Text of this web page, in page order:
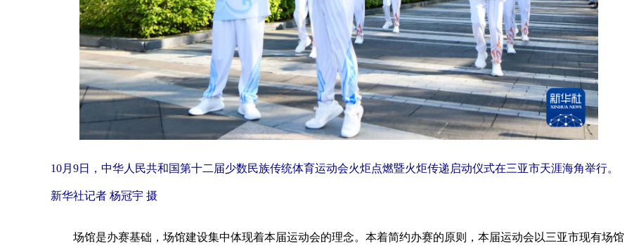
10月9日，中华人民共和国第十二届少数民族传统体育运动会火炬点燃暨火炬传递启动仪式在三亚市天涯海角举行。
新华社记者 杨冠宇 摄
场馆是办赛基础，场馆建设集中体现着本届运动会的理念。本着简约办赛的原则，本届运动会以三亚市现有场馆